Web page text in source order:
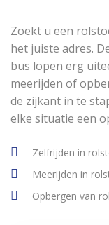
Zoekt u een
het juiste adres.
bus lopen erg
meerijden of
de zijkant in te
elke situatie een
Zelfrijden in
Meerijden in
Opbergen van